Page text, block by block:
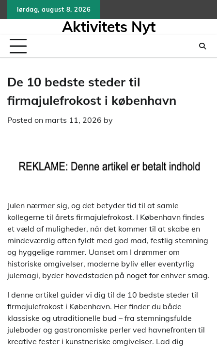
to
lørdag, august 8, 2026
Aktivitets Nyt
De 10 bedste steder til
firmajulefrokost i københavn
Posted on marts 11, 2026 by
Julen nærmer sig, og det betyder tid til at samle
kollegerne til årets firmajulefrokost. I København findes
et væld af muligheder, når det kommer til at skabe en
mindeværdig aften fyldt med god mad, festlig stemning
og hyggelige rammer. Uanset om I drømmer om
historiske omgivelser, moderne byliv eller eventyrlig
julemagi, byder hovedstaden på noget for enhver smag.
I denne artikel guider vi dig til de 10 bedste steder til
firmajulefrokost i København. Her finder du både
klassiske og utraditionelle bud – fra stemningsfulde
juleboder og gastronomiske perler ved havnefronten til
kreative fester i kunstneriske omgivelser. Lad dig